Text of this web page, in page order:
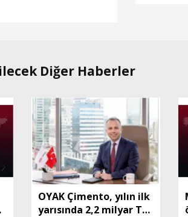
Diğer Haberler
OYAK Çimento, yılın ilk
yarısında 2,2 milyar TL